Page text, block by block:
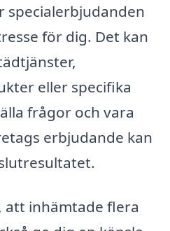
specialerbjudanden
för dig. Det kan
eller specifika
frågor och vara
erbjudande kan
att inhämtade flera